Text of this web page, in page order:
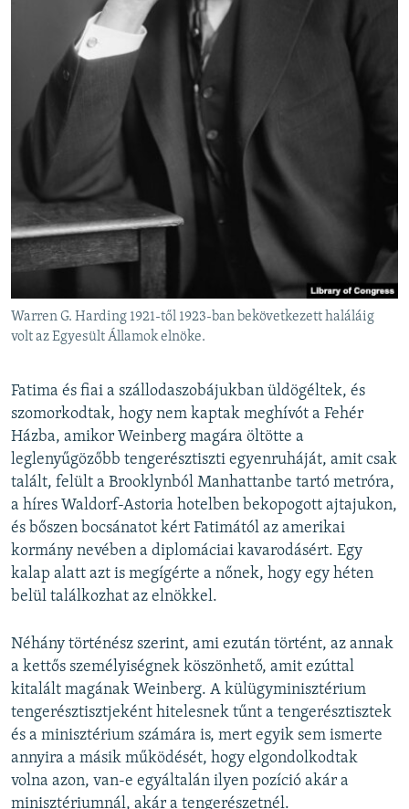
Warren G. Harding 1921-től 1923-ban bekövetkezett haláláig
volt az Egyesült Államok elnöke.
Fatima és fiai a szállodaszobájukban üldögéltek, és
szomorkodtak, hogy nem kaptak meghívót a Fehér
Házba, amikor Weinberg magára öltötte a
leglenyűgözőbb tengerésztiszti egyenruháját, amit csak
talált, felült a Brooklynból Manhattanbe tartó metróra,
a híres Waldorf-Astoria hotelben bekopogott ajtajukon,
és bőszen bocsánatot kért Fatimától az amerikai
kormány nevében a diplomáciai kavarodásért. Egy
kalap alatt azt is megígérte a nőnek, hogy egy héten
belül találkozhat az elnökkel.
Néhány történész szerint, ami ezután történt, az annak
a kettős személyiségnek köszönhető, amit ezúttal
kitalált magának Weinberg. A külügyminisztérium
tengerésztisztjeként hitelesnek tűnt a tengerésztisztek
és a minisztérium számára is, mert egyik sem ismerte
annyira a másik működését, hogy elgondolkodtak
volna azon, van-e egyáltalán ilyen pozíció akár a
minisztériumnál, akár a tengerészetnél.